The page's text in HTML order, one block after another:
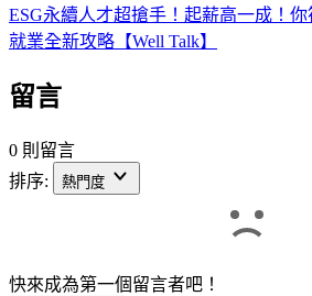
ESG永續人才超搶手！起薪高一成！
就業全新攻略【Well Talk】
留言
0 則留言
排序:
熱門度
快來成為第一個留言者吧！